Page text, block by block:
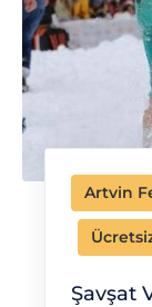
Artvin
Şavşat